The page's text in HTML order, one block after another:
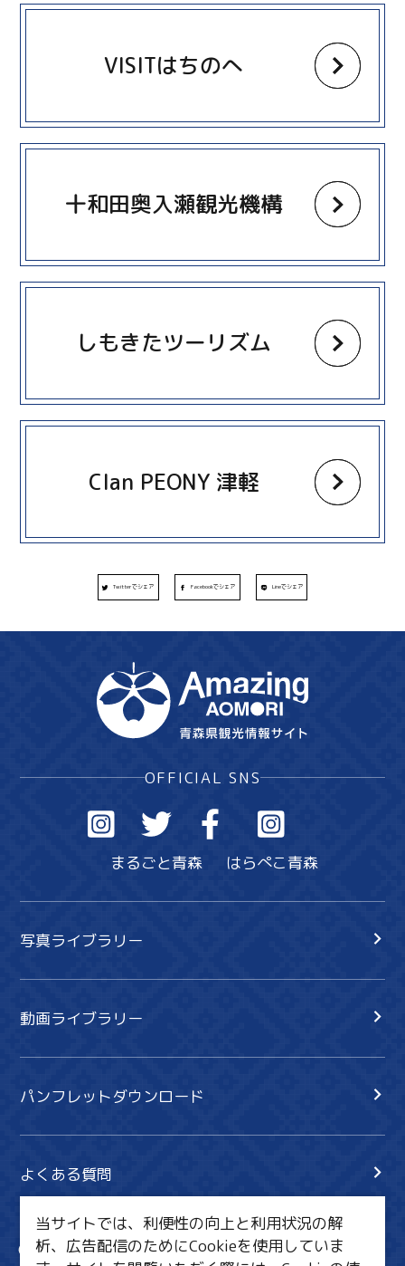
VISITはちのへ
more
十和田奥入瀬観光機構
more
しもきたツーリズム
more
Clan PEONY 津軽
more
Twitterでシェア Facebookでシェア Lineでシェア
OFFICIAL SNS
まるごと青森 はらぺこ青森
写真ライブラリー
動画ライブラリー
パンフレットダウンロード
よくある質問
サイト内検索 共有
当サイトでは、利便性の向上と利用状況の解
析、広告配信のためにCookieを使用していま